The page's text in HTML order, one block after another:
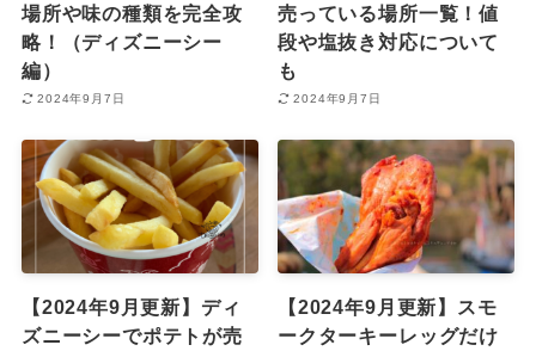
場所や味の種類を完全攻
略！（ディズニーシー
編）
2024年9月7日
売っている場所一覧！値
段や塩抜き対応について
も
2024年9月7日
【2024年9月更新】ディ
ズニーシーでポテトが売
【2024年9月更新】スモ
ークターキーレッグだけ